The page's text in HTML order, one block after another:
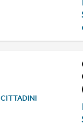
CITTADINI